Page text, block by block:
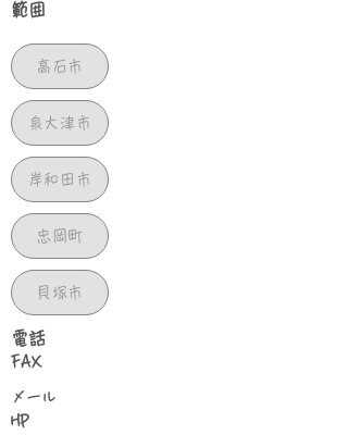
範囲
高石市
泉大津市
岸和田市
忠岡町
貝塚市
​電話
FAX
​メール
HP